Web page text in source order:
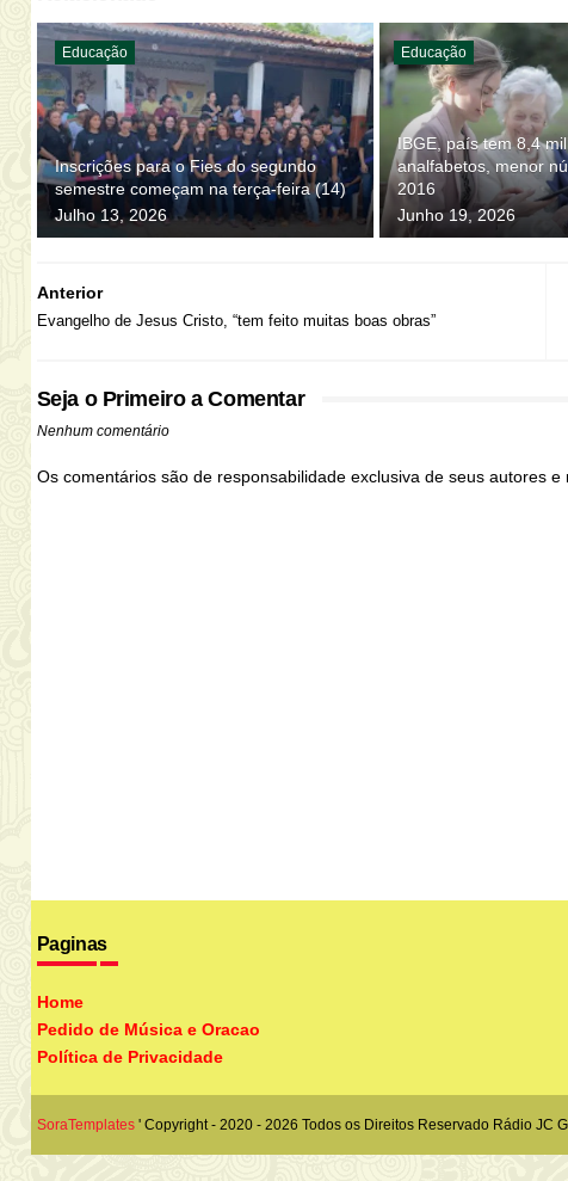
Educação
Inscrições para o Fies do segundo
semestre começam na terça-feira (14)
Julho 13, 2026
Educação
IBGE, país tem 8,4
analfabetos, menor
2016
Junho 19, 2026
Anterior
Evangelho de Jesus Cristo, “tem feito muitas boas obras”
Seja o Primeiro a Comentar
Nenhum comentário
Os comentários são de responsabilidade exclusiva de seus autores
Paginas
Home
Pedido de Música e Oracao
Política de Privacidade
SoraTemplates' Copyright - 2020 - 2026 Todos os Direitos Reservado Rádio JC